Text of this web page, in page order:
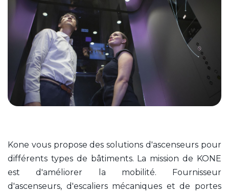
Kone vous propose des solutions d'ascenseurs pour
différents types de bâtiments. La mission de KONE
est d'améliorer la mobilité. Fournisseur
d'ascenseurs, d'escaliers mécaniques et de portes